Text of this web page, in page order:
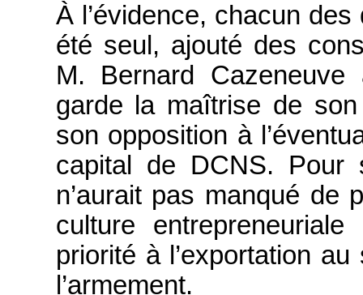
À l’évidence, chacun
été seul, ajouté des
M. Bernard
garde la maîtrise de
son opposition à
capital de DCNS. Pour
n’aurait pas manqué de
culture
priorité à l’exportation
l’armement.